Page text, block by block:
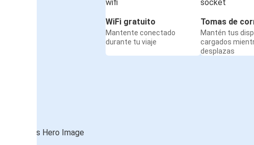
WiFi gratuito
Mantente conectado
durante tu viaje
Tomas de
Mantén tus
cargados
desplazas